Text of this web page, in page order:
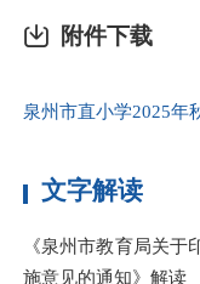
附件下载
泉州市直小学2025年
文字解读
《泉州市教育局关
施意见的通知》解读